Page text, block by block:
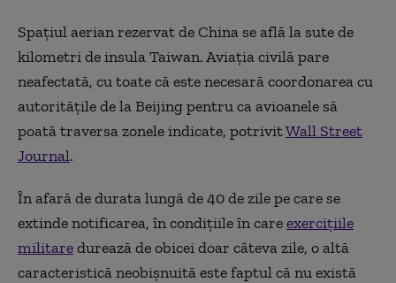
Spațiul aerian rezervat de China se află la sute de
kilometri de insula Taiwan. Aviația civilă pare
neafectată, cu toate că este necesară coordonarea cu
autoritățile de la Beijing pentru ca avioanele să
poată traversa zonele indicate, potrivitWall Street
Journal.
În afară de durata lungă de 40 de zile pe care se
extinde notificarea, în condițiile în careexercițiile
militaredurează de obicei doar câteva zile, o altă
caracteristică neobișnuită este faptul că nu există